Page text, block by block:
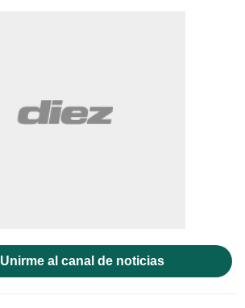
Unirme al canal de noticias